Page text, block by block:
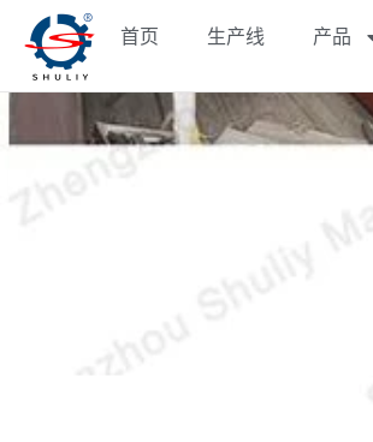
首页 生产线 产品